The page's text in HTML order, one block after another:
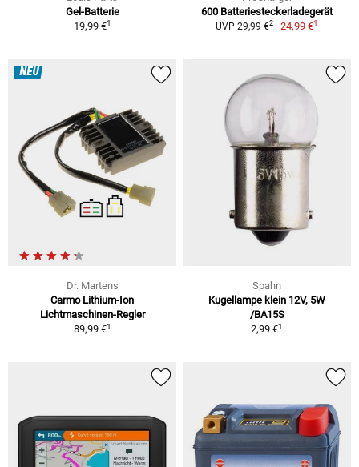
Gel-Batterie
19,99 €1
600 Batteriesteckerladegerät
UVP 29,99 €2 24,99 €1
NEU
Dr. Martens
Carmo Lithium-Ion
Lichtmaschinen-Regler
89,99 €1
Spahn
Kugellampe klein 12V, 5W
/BA15S
2,99 €1